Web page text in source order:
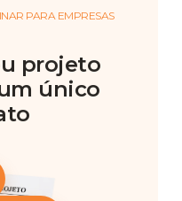
PARA EMPRESAS
projeto
único